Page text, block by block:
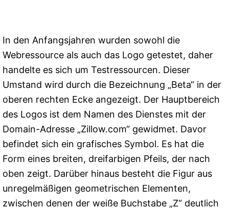
In den Anfangsjahren wurden sowohl die
Webressource als auch das Logo getestet, daher
handelte es sich um Testressourcen. Dieser
Umstand wird durch die Bezeichnung „Beta“ in der
oberen rechten Ecke angezeigt. Der Hauptbereich
des Logos ist dem Namen des Dienstes mit der
Domain-Adresse „Zillow.com“ gewidmet. Davor
befindet sich ein grafisches Symbol. Es hat die
Form eines breiten, dreifarbigen Pfeils, der nach
oben zeigt. Darüber hinaus besteht die Figur aus
unregelmäßigen geometrischen Elementen,
zwischen denen der weiße Buchstabe „Z“ deutlich